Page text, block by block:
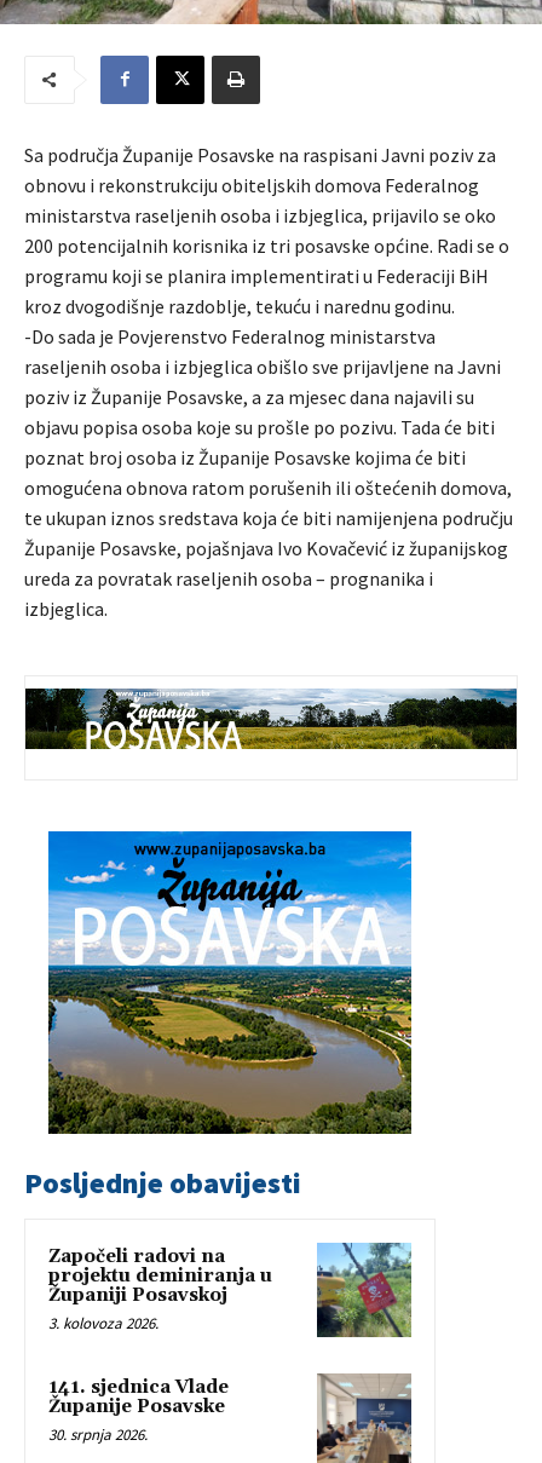
Sa područja Županije Posavske na raspisani Javni poziv za
obnovu i rekonstrukciju obiteljskih domova Federalnog
ministarstva raseljenih osoba i izbjeglica, prijavilo se oko
200 potencijalnih korisnika iz tri posavske općine. Radi se o
programu koji se planira implementirati u Federaciji BiH
kroz dvogodišnje razdoblje, tekuću i narednu godinu.
-Do sada je Povjerenstvo Federalnog ministarstva
raseljenih osoba i izbjeglica obišlo sve prijavljene na Javni
poziv iz Županije Posavske, a za mjesec dana najavili su
objavu popisa osoba koje su prošle po pozivu. Tada će biti
poznat broj osoba iz Županije Posavske kojima će biti
omogućena obnova ratom porušenih ili oštećenih domova,
te ukupan iznos sredstava koja će biti namijenjena području
Županije Posavske, pojašnjava Ivo Kovačević iz županijskog
ureda za povratak raseljenih osoba – prognanika i
izbjeglica.
Posljednje obavijesti
Započeli radovi na
projektu deminiranja u
Županiji Posavskoj
3. kolovoza 2026.
141. sjednica Vlade
Županije Posavske
30. srpnja 2026.